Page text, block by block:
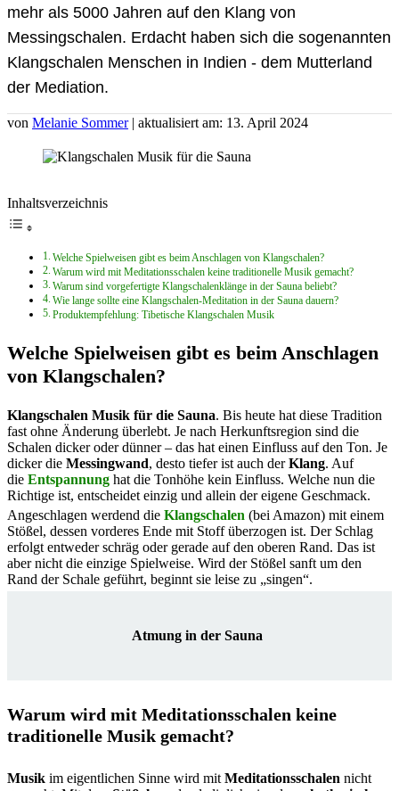
mehr als 5000 Jahren auf den Klang von
Messingschalen. Erdacht haben sich die sogenannten
Klangschalen Menschen in Indien - dem Mutterland
der Mediation.
von Melanie Sommer | aktualisiert am: 13. April 2024
Inhaltsverzeichnis
Welche Spielweisen gibt es beim Anschlagen von Klangschalen?
Warum wird mit Meditationsschalen keine traditionelle Musik gemacht?
Warum sind vorgefertigte Klangschalenklänge in der Sauna beliebt?
Wie lange sollte eine Klangschalen-Meditation in der Sauna dauern?
Produktempfehlung: Tibetische Klangschalen Musik
Welche Spielweisen gibt es beim Anschlagen
von Klangschalen?
Klangschalen Musik für die Sauna. Bis heute hat diese Tradition
fast ohne Änderung überlebt. Je nach Herkunftsregion sind die
Schalen dicker oder dünner – das hat einen Einfluss auf den Ton. Je
dicker die Messingwand, desto tiefer ist auch derKlang. Auf
die Entspannung hat die Tonhöhe kein Einfluss. Welche nun die
Richtige ist, entscheidet einzig und allein der eigene Geschmack.
Angeschlagen werdend die Klangschalen (bei Amazon) mit einem
Stößel, dessen vorderes Ende mit Stoff überzogen ist. Der Schlag
erfolgt entweder schräg oder gerade auf den oberen Rand. Das ist
aber nicht die einzige Spielweise. Wird der Stößel sanft um den
Rand der Schale geführt, beginnt sie leise zu „singen“.
Atmung in der Sauna
Warum wird mit Meditationsschalen keine
traditionelle Musik gemacht?
Musik im eigentlichen Sinne wird mit Meditationsschalen nicht